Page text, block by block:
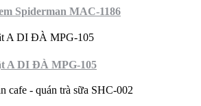
Spiderman MAC-1186
A DI ĐÀ MPG-105